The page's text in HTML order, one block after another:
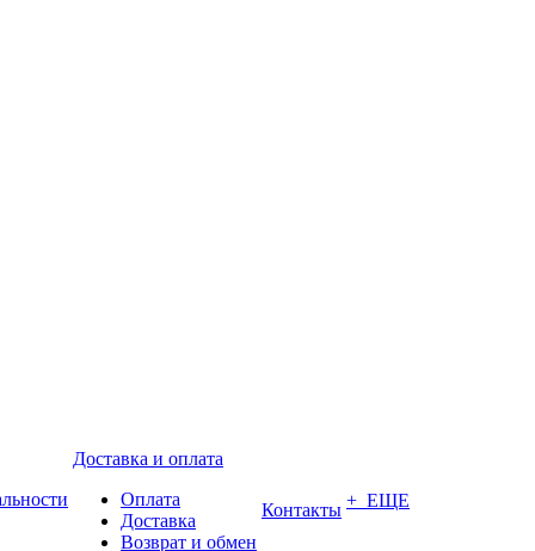
Доставка и оплата
Оплата
Доставка
Возврат и обмен
Контакты + ЕЩЕ